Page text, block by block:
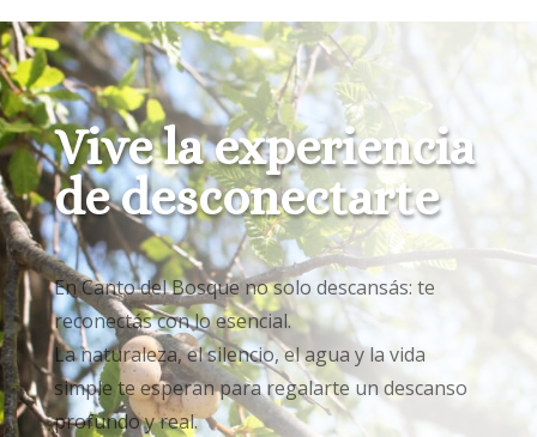
Vive la experiencia
de desconectarte
En Canto del Bosque no solo descansás: te
reconectás con lo esencial.
La naturaleza, el silencio, el agua y la vida
simple te esperan para regalarte un descanso
profundo y real.